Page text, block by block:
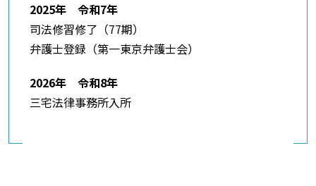
2025年 令和7年
司法修習修了（77期）
弁護士登録（第一東京弁護士会）
2026年 令和8年
三宅法律事務所入所